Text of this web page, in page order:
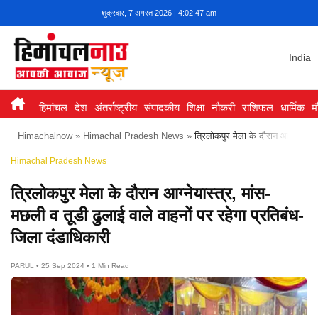
content
शुक्रवार, 7 अगस्त 2026 | 4:02:47 am
India
हिमांचल देश अंतर्राष्ट्रीय संपादकीय शिक्षा नौकरी राशिफल धार्मिक
Himachalnow » Himachal Pradesh News » त्रिलोकपुर मेला के दौरान
Himachal Pradesh News
त्रिलोकपुर मेला के दौरान आग्नेयास्त्र, मांस-
मछली व तूडी ढुलाई वाले वाहनों पर रहेगा प्रतिबंध-
जिला दंडाधिकारी
PARUL • 25 Sep 2024 • 1 Min Read